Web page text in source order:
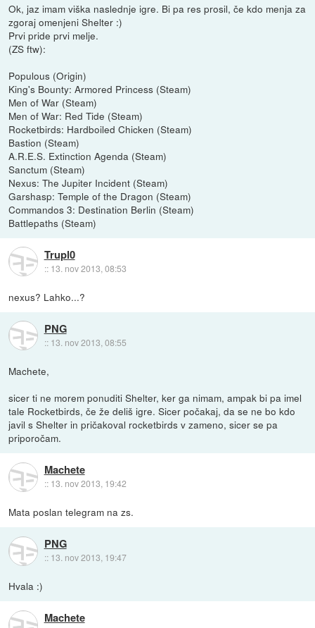
Ok, jaz imam viška naslednje igre. Bi pa res prosil, če kdo menja za
zgoraj omenjeni Shelter :)
Prvi pride prvi melje.
(ZS ftw):
Populous (Origin)
King's Bounty: Armored Princess (Steam)
Men of War (Steam)
Men of War: Red Tide (Steam)
Rocketbirds: Hardboiled Chicken (Steam)
Bastion (Steam)
A.R.E.S. Extinction Agenda (Steam)
Sanctum (Steam)
Nexus: The Jupiter Incident (Steam)
Garshasp: Temple of the Dragon (Steam)
Commandos 3: Destination Berlin (Steam)
Battlepaths (Steam)
Trupl0
:: 13. nov 2013, 08:53
nexus? Lahko...?
PNG
:: 13. nov 2013, 08:55
Machete,
sicer ti ne morem ponuditi Shelter, ker ga nimam, ampak bi pa imel
tale Rocketbirds, če že deliš igre. Sicer počakaj, da se ne bo kdo
javil s Shelter in pričakoval rocketbirds v zameno, sicer se pa
priporočam.
Machete
:: 13. nov 2013, 19:42
Mata poslan telegram na zs.
PNG
:: 13. nov 2013, 19:47
Hvala :)
Machete